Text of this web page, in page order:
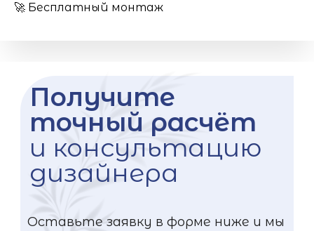
🚀 Бесплатный монтаж
Получите
точный расчёт
и консультацию
дизайнера
Оставьте заявку в форме ниже и мы